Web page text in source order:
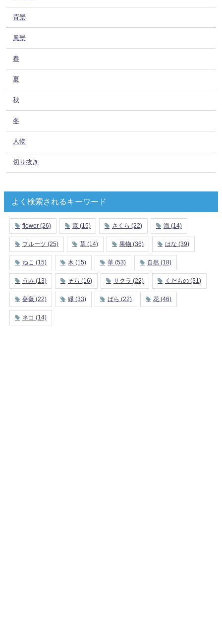
背景
風景
春
夏
秋
冬
人物
切り抜き
よく検索されるキーワード
flower (26) 森 (15) さくら (22) 海 (14)
フルーツ (25) 草 (14) 果物 (36) はな (39)
ねこ (15) 木 (15) 華 (53) 自然 (18)
うみ (13) そら (16) サクラ (22) くだもの (31)
薔薇 (22) 緑 (33) ばら (22) 花 (46)
ネコ (14)